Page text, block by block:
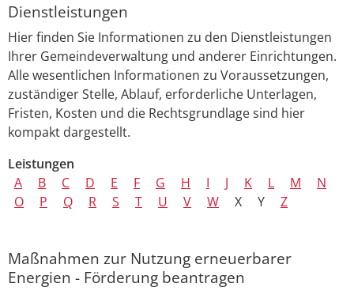
Dienstleistungen
Hier finden Sie Informationen zu den Dienstleistungen
Ihrer Gemeindeverwaltung und anderer Einrichtungen.
Alle wesentlichen Informationen zu Voraussetzungen,
zuständiger Stelle, Ablauf, erforderliche Unterlagen,
Fristen, Kosten und die Rechtsgrundlage sind hier
kompakt dargestellt.
Leistungen
A
B C D E F G H I J K L M
N
O
P Q R S T U V W X Y Z
Maßnahmen zur Nutzung erneuerbarer
Energien - Förderung beantragen